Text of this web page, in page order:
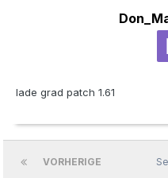
lade grad patch 1.61
VORHERIGE